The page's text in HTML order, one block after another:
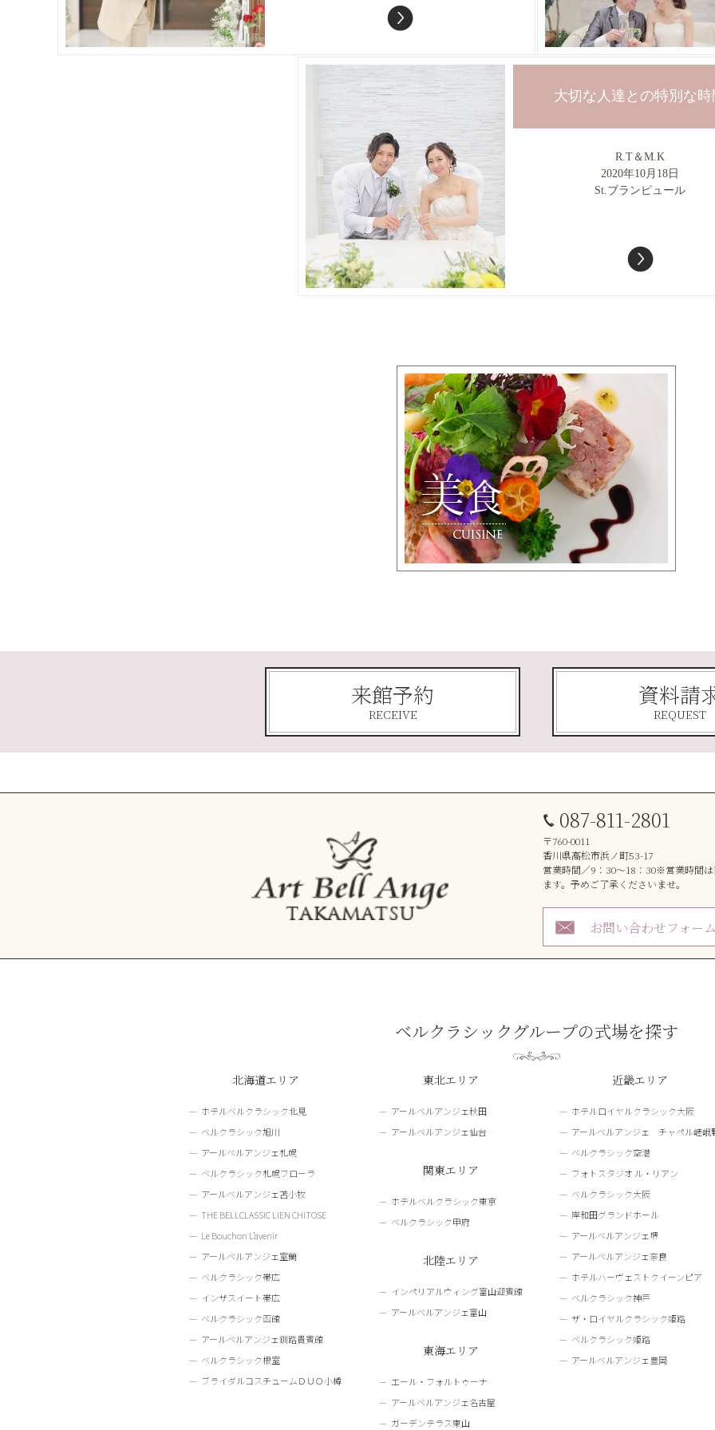
大切な人達との特別な時
R.T＆M.K
2020年10月18日
St.ブランピュール
来館予約
RECEIVE
資料請
REQUEST
087-811-2801
〒760-0011
香川県高松市浜ノ町53-17
営業時間／9：30～18：30※営業時間
ます。予めご了承くださいませ。
お問い合わせフォー
ベルクラシックグループの式場を探す
北海道エリア
ホテルベルクラシック北見
ベルクラシック旭川
アールベルアンジェ札幌
ベルクラシック札幌フローラ
アールベルアンジェ苫小牧
THE BELLCLASSIC LIEN CHITOSE
Le Bouchon L’avenir
アールベルアンジェ室蘭
ベルクラシック帯広
インザスイート帯広
ベルクラシック函館
アールベルアンジェ釧路貴賓館
ベルクラシック根室
ブライダルコスチュームＤＵＯ小樽
東北エリア
アールベルアンジェ秋田
アールベルアンジェ仙台
関東エリア
ホテルベルクラシック東京
ベルクラシック甲府
北陸エリア
インペリアルウィング富山迎賓館
アールベルアンジェ富山
東海エリア
エール・フォルトゥーナ
アールベルアンジェ名古屋
ガーデンテラス東山
近畿エリア
ホテルロイヤルクラシック大阪
アールベルアンジェ チャペル嵯峨
ベルクラシック空港
フォトスタジオ ル・リアン
ベルクラシック大阪
岸和田グランドホール
アールベルアンジェ堺
アールベルアンジェ奈良
ホテルハーヴェストクイーンピア
ベルクラシック神戸
ザ・ロイヤルクラシック姫路
ベルクラシック姫路
アールベルアンジェ豊岡